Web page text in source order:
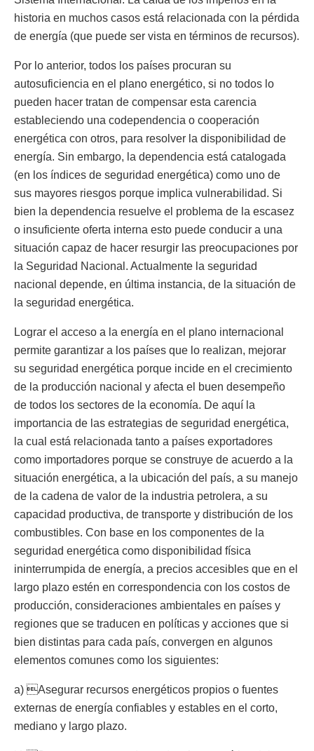
historia en muchos casos está relacionada con la pérdida
de energía (que puede ser vista en términos de recursos).
Por lo anterior, todos los países procuran su
autosuficiencia en el plano energético, si no todos lo
pueden hacer tratan de compensar esta carencia
estableciendo una codependencia o cooperación
energética con otros, para resolver la disponibilidad de
energía. Sin embargo, la dependencia está catalogada
(en los índices de seguridad energética) como uno de
sus mayores riesgos porque implica vulnerabilidad. Si
bien la dependencia resuelve el problema de la escasez
o insuficiente oferta interna esto puede conducir a una
situación capaz de hacer resurgir las preocupaciones por
la Seguridad Nacional. Actualmente la seguridad
nacional depende, en última instancia, de la situación de
la seguridad energética.
Lograr el acceso a la energía en el plano internacional
permite garantizar a los países que lo realizan, mejorar
su seguridad energética porque incide en el crecimiento
de la producción nacional y afecta el buen desempeño
de todos los sectores de la economía. De aquí la
importancia de las estrategias de seguridad energética,
la cual está relacionada tanto a países exportadores
como importadores porque se construye de acuerdo a la
situación energética, a la ubicación del país, a su manejo
de la cadena de valor de la industria petrolera, a su
capacidad productiva, de transporte y distribución de los
combustibles. Con base en los componentes de la
seguridad energética como disponibilidad física
ininterrumpida de energía, a precios accesibles que en el
largo plazo estén en correspondencia con los costos de
producción, consideraciones ambientales en países y
regiones que se traducen en políticas y acciones que si
bien distintas para cada país, convergen en algunos
elementos comunes como los siguientes:
a) Asegurar recursos energéticos propios o fuentes
externas de energía confiables y estables en el corto,
mediano y largo plazo.